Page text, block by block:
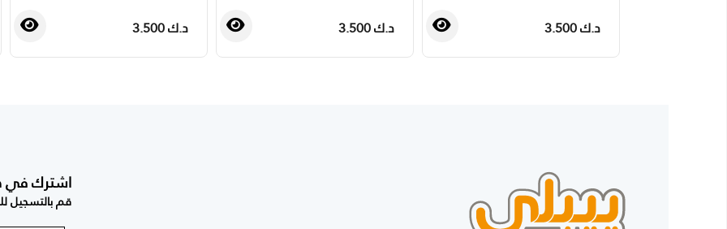
د.ك 3.500 د.ك 3.500
د.ك 3.500
اشترك في
قم بالتسجيل